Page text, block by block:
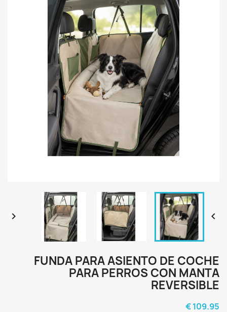


FUNDA PARA ASIENTO DE COCHE
PARA PERROS CON MANTA
REVERSIBLE
109.95 €